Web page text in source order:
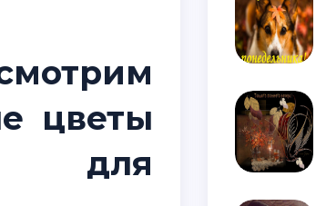
цветы
для